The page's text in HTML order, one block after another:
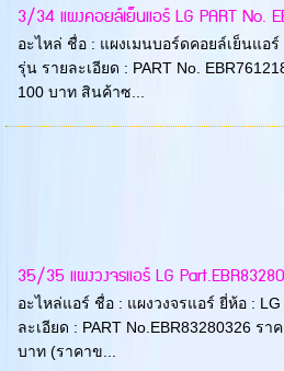
3/34 แผงคอยล์เย็นแอร์ LG PART No.
อะไหล่ ชื่อ : แผงเมนบอร์ดคอยล์เย็นแอ
รุ่น รายละเอียด : PART No.
100 บาท สินค้าซ...
35/35 แผงวงจรแอร์ LG
อะไหล่แอร์ ชื่อ : แผงวงจรแอร์ ยี่ห้อ :
ละเอียด : PART No.EBR83280326 ร
บาท (ราคาข...